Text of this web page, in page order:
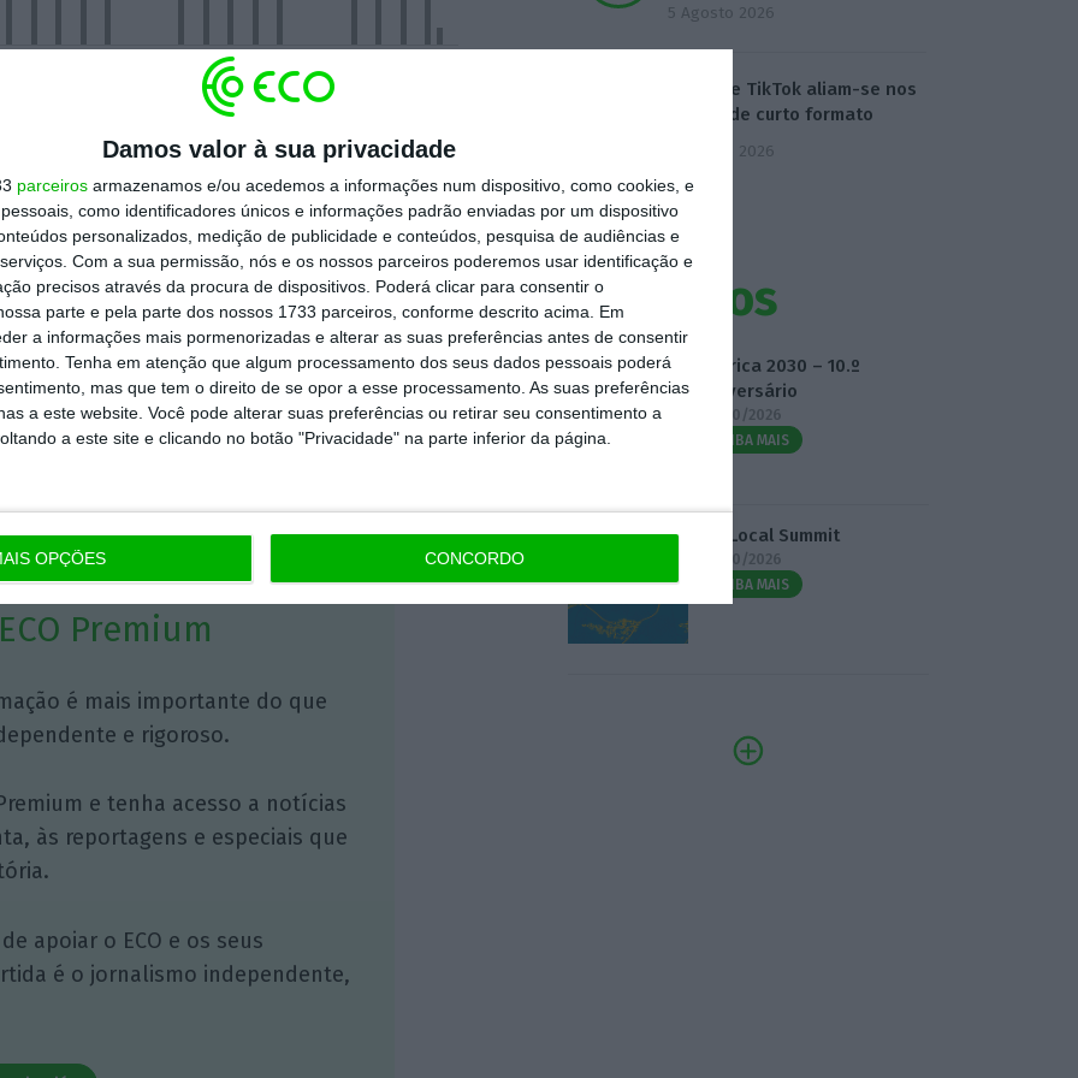
Damos valor à sua privacidade
parceiros armazenamos e/ou acedemos a informações num dispositivo, como cookies, e
como identificadores únicos e informações padrão enviadas por um dispositivo
personalizados, medição de publicidade e conteúdos, pesquisa de audiências e
Com a sua permissão, nós e os nossos parceiros poderemos usar identificação e
precisos através da procura de dispositivos. Poderá clicar para consentir o
parte e pela parte dos nossos 1733 parceiros, conforme descrito acima. Em
a informações mais pormenorizadas e alterar as suas preferências antes de consentir
Tenha em atenção que algum processamento dos seus dados pessoais poderá
mas que tem o direito de se opor a esse processamento. As suas preferências
a este website. Você pode alterar suas preferências ou retirar seu consentimento a
a este site e clicando no botão "Privacidade" na parte inferior da página.
OPÇÕES CONCORDO
3. Ago
O índice de referênciaStoxx 600caiu
Frankfurt,as perdas bolsistas situaram-se
desempenho pertenceu ao italianoFTSE Mib,
torno de 0,6% . Tudo por causa das
americana sinalizou ontem em
o impacto da pandemia.
Copiar
Premium
é mais importante do que
e rigoroso.
e tenha acesso a notícias
às reportagens e especiais que
apoiar o ECO e os seus
é o jornalismo independente,
5 Agosto 2026
Disney e TikTok aliam-se nos
vídeos de curto formato
5 Agosto 2026
Eventos
Fábrica 2030 – 10.º
Aniversário
14/10/2026
SAIBA MAIS
3.º Local Summit
07/10/2026
SAIBA MAIS